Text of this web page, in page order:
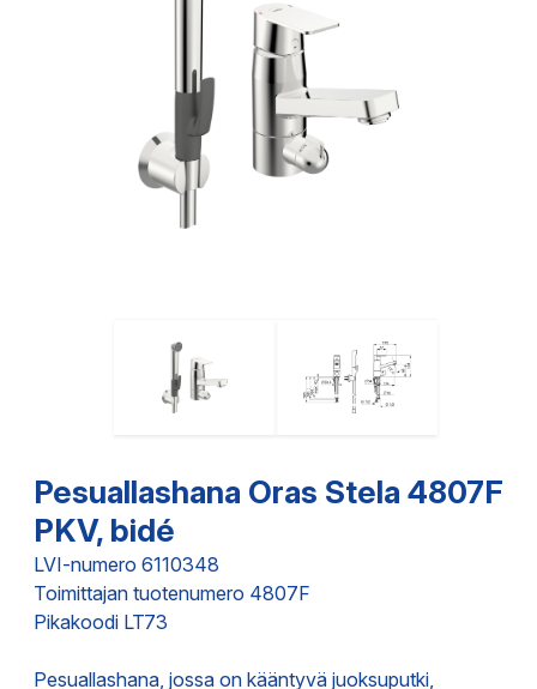
Pesuallashana Oras Stela 4807F
PKV, bidé
LVI-numero 6110348
Toimittajan tuotenumero 4807F
Pikakoodi LT73
Pesuallashana, jossa on kääntyvä juoksuputki,